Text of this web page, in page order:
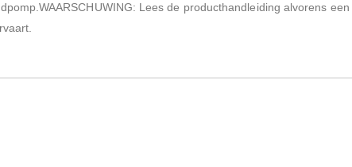
Lees de producthandleiding alvorens